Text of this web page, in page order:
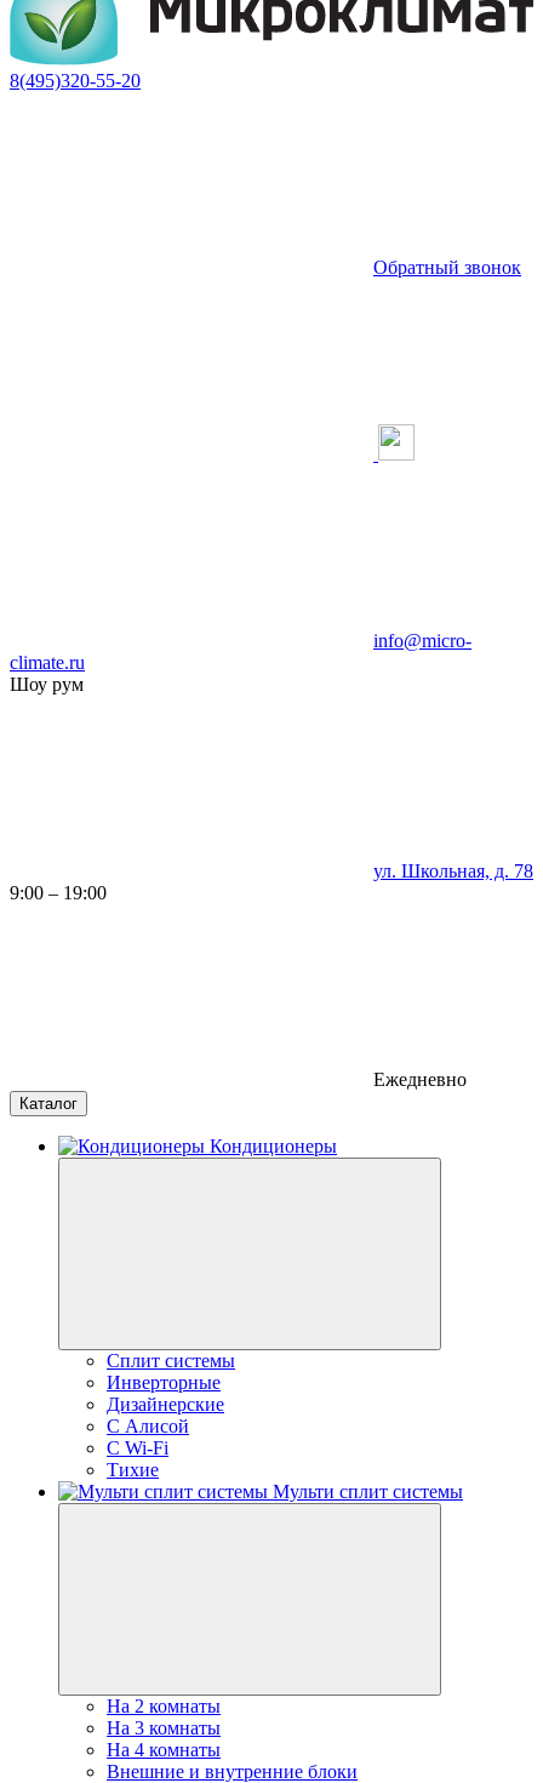
8(495)320-55-20
Обратный звонок
info@micro-
climate.ru
Шоу рум
ул. Школьная, д. 78
9:00 – 19:00
Ежедневно
Каталог
Кондиционеры
Сплит системы
Инверторные
Дизайнерские
С Алисой
C Wi-Fi
Тихие
Мульти сплит системы
На 2 комнаты
На 3 комнаты
На 4 комнаты
Внешние и внутренние блоки